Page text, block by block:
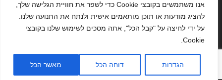
אנו משתמשים בקובצי Cookie כדי לשפר את חוויית הגלישה שלך,
להציג מודעות או תוכן מותאמים אישית ולנתח את התנועה שלנו.
על ידי לחיצה על "קבל הכל", אתה מסכים לשימוש שלנו בקובצי
Cookie.
הגדרות דוחה הכל מאשר הכל
עקרונות ניהול אחזקה מתקדמות
צילום אדריכלי
שיווק נדלן
שיטות בניה: מפרטים והמלצות
תוכן שיווקי
כל הזכויות שמורות © אדריכלות ובניה בישראל